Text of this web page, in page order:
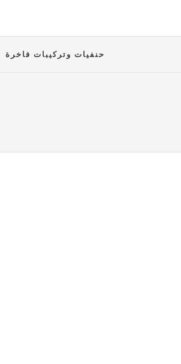
حنفيات وتركيبات فاخرة